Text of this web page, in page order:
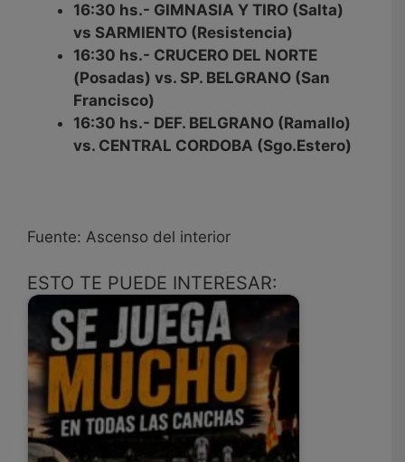
16:30 hs.- GIMNASIA Y TIRO (Salta)
vs SARMIENTO (Resistencia)
16:30 hs.- CRUCERO DEL NORTE
(Posadas) vs. SP. BELGRANO (San
Francisco)
16:30 hs.- DEF. BELGRANO (Ramallo)
vs. CENTRAL CORDOBA (Sgo.Estero)
Fuente: Ascenso del interior
ESTO TE PUEDE INTERESAR: